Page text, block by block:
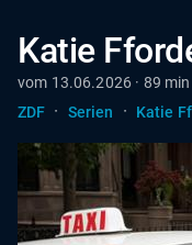
Katie
vom 13.06.2026 · 89 min
ZDF · Serien · Katie